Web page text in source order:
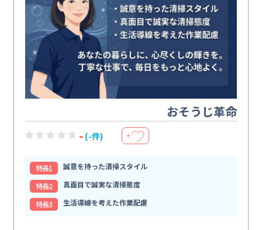
おそうじ革命
- (-件) ＋
特⻑1
誠意を持った清掃スタイル
特⻑2
真面目で誠実な清掃態度
特⻑3
生活導線を考えた作業配慮